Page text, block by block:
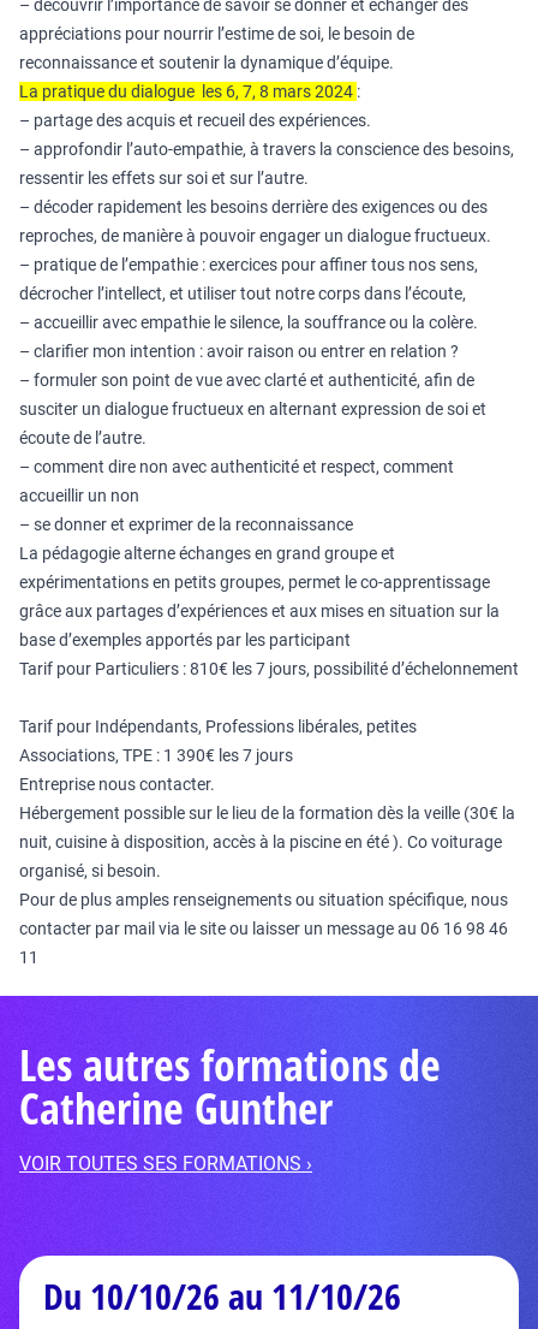
– découvrir l’importance de savoir se donner et échanger des
appréciations pour nourrir l’estime de soi, le besoin de
reconnaissance et soutenir la dynamique d’équipe.
La pratique du dialogue les 6, 7, 8 mars 2024 :
– partage des acquis et recueil des expériences.
– approfondir l’auto-empathie, à travers la conscience des besoins,
ressentir les effets sur soi et sur l’autre.
– décoder rapidement les besoins derrière des exigences ou des
reproches, de manière à pouvoir engager un dialogue fructueux.
– pratique de l’empathie : exercices pour affiner tous nos sens,
décrocher l’intellect, et utiliser tout notre corps dans l’écoute,
– accueillir avec empathie le silence, la souffrance ou la colère.
– clarifier mon intention : avoir raison ou entrer en relation ?
– formuler son point de vue avec clarté et authenticité, afin de
susciter un dialogue fructueux en alternant expression de soi et
écoute de l’autre.
– comment dire non avec authenticité et respect, comment
accueillir un non
– se donner et exprimer de la reconnaissance
La pédagogie alterne échanges en grand groupe et
expérimentations en petits groupes, permet le co-apprentissage
grâce aux partages d’expériences et aux mises en situation sur la
base d’exemples apportés par les participant
Tarif pour Particuliers : 810€ les 7 jours, possibilité d’échelonnement
Tarif pour Indépendants, Professions libérales, petites
Associations, TPE : 1 390€ les 7 jours
Entreprise nous contacter.
Hébergement possible sur le lieu de la formation dès la veille (30€ la
nuit, cuisine à disposition, accès à la piscine en été ). Co voiturage
organisé, si besoin.
Pour de plus amples renseignements ou situation spécifique, nous
contacter par mail via le site ou laisser un message au 06 16 98 46
11
Les autres formations de
Catherine Gunther
VOIR TOUTES SES FORMATIONS ›
Du 10/10/26 au 11/10/26